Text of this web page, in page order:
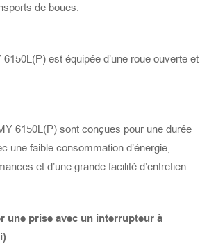
400
400
de boues.
est équipée d’une roue ouverte et
6150L(P) sont conçues pour une durée
une faible consommation d’énergie,
et d’une grande facilité d’entretien.
une prise avec un interrupteur à